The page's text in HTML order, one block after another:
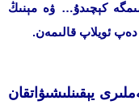
كېچىدۇ… ۋە مېنىڭ
ئويلاپ قالىمەن.
يېقىنلىشىۋاتقان